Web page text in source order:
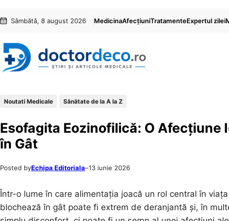
conținut
content
Sâmbătă, 8 august 2026 MedicinaAfecțiuniTratamenteExpertul zilei
Noutati Medicale Sănătate de la A la Z
Esofagita Eozinofilică: O Afecțiune
în Gât
Posted byEchipa Editoriala–13 iunie 2026
Într-o lume în care alimentația joacă un rol central în
blochează în gât poate fi extrem de deranjantă și, în